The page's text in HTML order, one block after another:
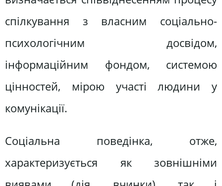
спілкування з власним соціально-
психологічним досвідом,
інформаційним фондом, системою
цінностей, мірою участі людини у
комунікації.
Соціальна поведінка, отже,
характеризується як зовнішніми